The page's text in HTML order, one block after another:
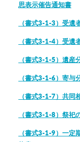
思表示催告通知書
（書式3-1-3）受遺
（書式3-1-4）受遺
（書式3-1-5）遺産
（書式3-1-6）寄与
（書式3-1-7）共同
（書式3-1-8）祭祀
（書式3-1-9）一定